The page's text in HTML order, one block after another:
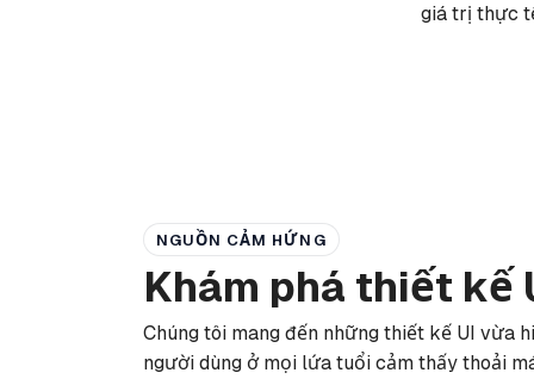
giá trị thực
NGUỒN CẢM HỨNG
Khám phá thiết kế
Chúng tôi mang đến những thiết kế UI vừa
người dùng ở mọi lứa tuổi cảm thấy thoải